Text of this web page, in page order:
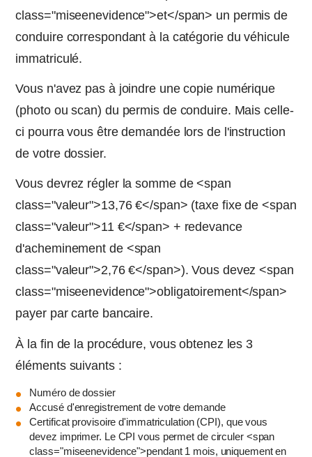
class="miseenevidence">et</span> un permis de
conduire correspondant à la catégorie du véhicule
immatriculé.
Vous n'avez pas à joindre une copie numérique
(photo ou scan) du permis de conduire. Mais celle-
ci pourra vous être demandée lors de l'instruction
de votre dossier.
Vous devrez régler la somme de <span
class="valeur">13,76 €</span> (taxe fixe de <span
class="valeur">11 €</span> + redevance
d'acheminement de <span
class="valeur">2,76 €</span>). Vous devez <span
class="miseenevidence">obligatoirement</span>
payer par carte bancaire.
À la fin de la procédure, vous obtenez les 3
éléments suivants :
Numéro de dossier
Accusé d'enregistrement de votre demande
Certificat provisoire d'immatriculation (CPI), que vous
devez imprimer. Le CPI vous permet de circuler <span
class="miseenevidence">pendant 1 mois, uniquement en